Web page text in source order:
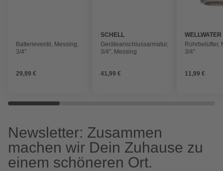
Batterieventil, Messing,
3/4"
29,99 €
SCHELL
Geräteanschlussarmatur,
3/4", Messing
41,99 €
WELLWATER
Rohrbelüfter,
3/4"
11,99 €
Newsletter: Zusammen
machen wir Dein Zuhause zu
einem schöneren Ort.